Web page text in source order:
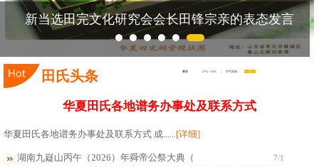
新当选田完文化研究会会长田锋宗亲的表态发言
田氏头条
华夏田氏各地谱务办事处及联系方式
华夏田氏各地谱务办事处及联系方式 成......[详细]
湖南九嶷山丙午（2026）年舜帝公祭大典（ 7/1